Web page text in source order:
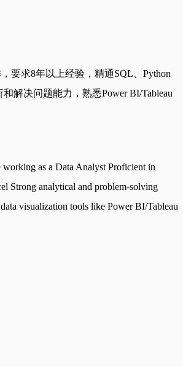
要求8年以上经验，精通SQL、Python
解决问题能力，熟悉Power BI/Tableau
working as a Data Analyst Proficient in
Strong analytical and problem-solving
visualization tools like Power BI/Tableau